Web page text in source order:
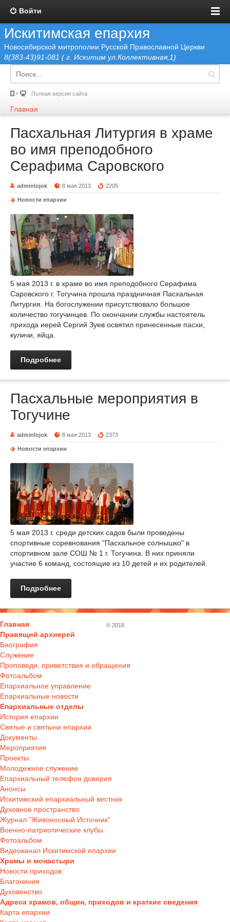
Войти
Искитимская епархия
Новосибирской митрополии Русской Православной Церкви
8(383-43)91-081 ( г. Искитим ул.Коллективная,1)
Полная версия сайта
Главная
Пасхальная Литургия в храме
во имя преподобного
Серафима Саровского
adminlojok 8 мая 2013 2205
Новости епархии
5 мая 2013 г. в храме во имя преподобного Серафима
Саровского г. Тогучина прошла праздничная Пасхальная
Литургия. На богослужении присутствовало большое
количество тогучинцев. По окончании службы настоятель
прихода иерей Сергий Зуев освятил принесенные пасхи,
куличи, яйца.
Подробнее
Пасхальные мероприятия в
Тогучине
adminlojok 8 мая 2013 2373
Новости епархии
5 мая 2013 г. среди детских садов были проведены
спортивные соревнования "Пасхальное солнышко" в
спортивном зале СОШ № 1 г. Тогучина. В них приняли
участие 6 команд, состоящие из 10 детей и их родителей.
Подробнее
Главная
Правящий архиерей
Биография
Служение
Проповеди, приветствия и обращения
Фотоальбом
Епархиальное управление
Епархиальные новости
Епархиальные отделы
История епархии
Святые и святыни епархии
Документы
Мероприятия
Проекты
Молодежное служение
Епархиальный телефон доверия
Анонсы
Искитимский епархиальный вестник
Духовное пространство
Журнал "Живоносный Источник"
Военно-патриотические клубы
Фотоальбом
Видеоканал Искитимской епархии
Храмы и монастыри
Новости приходов
Благочиния
Духовенство
Адреса храмов, общин, приходов и краткие сведения
Карта епархии
© 2018